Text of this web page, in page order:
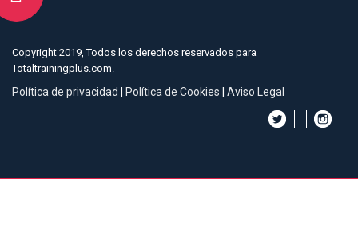
Copyright 2019, Todos los derechos reservados para
Totaltrainingplus.com.
Política de privacidad Política de Cookies Aviso Legal